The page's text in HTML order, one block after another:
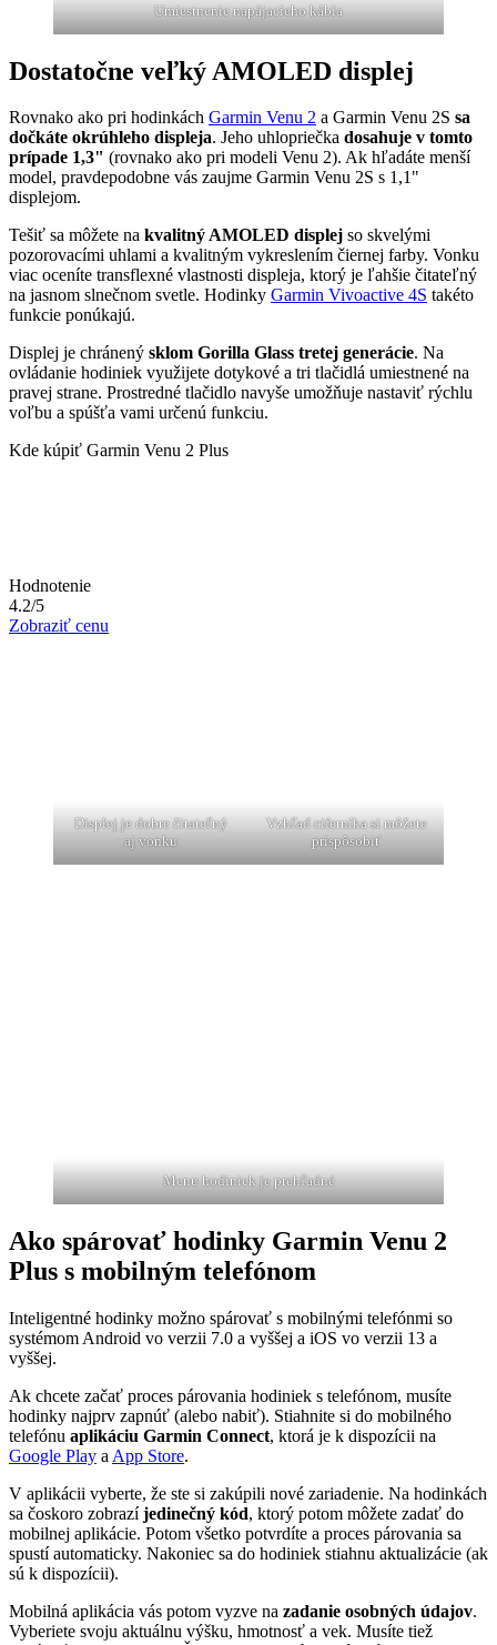
Umiestnenie napájacieho kábla
Dostatočne veľký AMOLED displej
Rovnako ako pri hodinkách Garmin Venu 2 a Garmin Venu 2S sa
dočkáte okrúhleho displeja. Jeho uhlopriečka dosahuje v tomto
prípade 1,3" (rovnako ako pri modeli Venu 2). Ak hľadáte menší
model, pravdepodobne vás zaujme Garmin Venu 2S s 1,1"
displejom.
Tešiť sa môžete na kvalitný AMOLED displej so skvelými
pozorovacími uhlami a kvalitným vykreslením čiernej farby. Vonku
viac oceníte transflexné vlastnosti displeja, ktorý je ľahšie čitateľný
na jasnom slnečnom svetle. Hodinky Garmin Vivoactive 4S takéto
funkcie ponúkajú.
Displej je chránený sklom Gorilla Glass tretej generácie. Na
ovládanie hodiniek využijete dotykové a tri tlačidlá umiestnené na
pravej strane. Prostredné tlačidlo navyše umožňuje nastaviť rýchlu
voľbu a spúšťa vami určenú funkciu.
Kde kúpiť Garmin Venu 2 Plus
Hodnotenie
4.2/5
Zobraziť cenu
Displej je dobre čitateľný
aj vonku
Vzhľad ciferníka si môžete
prispôsobiť
Menu hodiniek je prehľadné
Ako spárovať hodinky Garmin Venu 2
Plus s mobilným telefónom
Inteligentné hodinky možno spárovať s mobilnými telefónmi so
systémom Android vo verzii 7.0 a vyššej a iOS vo verzii 13 a
vyššej.
Ak chcete začať proces párovania hodiniek s telefónom, musíte
hodinky najprv zapnúť (alebo nabiť). Stiahnite si do mobilného
telefónu aplikáciu Garmin Connect, ktorá je k dispozícii na
Google Play a App Store.
V aplikácii vyberte, že ste si zakúpili nové zariadenie. Na hodinkách
sa čoskoro zobrazíjedinečný kód, ktorý potom môžete zadať do
mobilnej aplikácie. Potom všetko potvrdíte a proces párovania sa
spustí automaticky. Nakoniec sa do hodiniek stiahnu aktualizácie (ak
sú k dispozícii).
Mobilná aplikácia vás potom vyzve na zadanie osobných údajov.
Vyberiete svoju aktuálnu výšku, hmotnosť a vek. Musíte tiež